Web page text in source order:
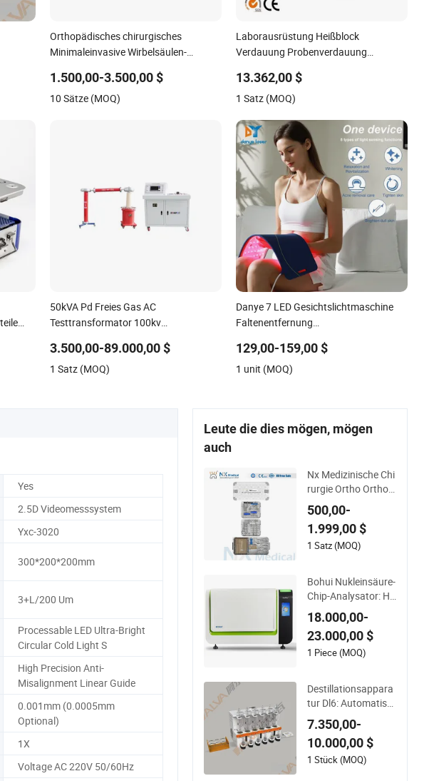
und
Orthopädisches chirurgisches
Minimaleinvasive Wirbelsäulen-
1.500,00-3.500,00 $
10 Sätze (MOQ)
Laborausrüstung Heißblock
Verdauung Probenverdauung
Elementaranalyse
13.362,00 $
1 Satz (MOQ)
50kVA Pd Freies Gas AC
Testtransformator 100kv
Schutzwiderstandstester Dielektrische
Festigkeitsprüfgerät Fabrik
3.500,00-89.000,00 $
1 Satz (MOQ)
Danye 7 LED Gesichtslichtmaschine
Faltenentfernung
Schönheitsinstrument
129,00-159,00 $
1 unit (MOQ)
Yes
2.5D Videomesssystem
Yxc-3020
300*200*200mm
3+L/200 Um
Processable LED Ultra-Bright
Circular Cold Light S
High Precision Anti-
Misalignment Linear Guide
0.001mm (0.0005mm
Optional)
1X
Voltage AC 220V 50/60Hz
Leute die dies mögen, mögen
auch
Nx Medizinische Chi
rurgie Ortho Orthop
ädische Trauma Klei
ne Große Fragment
Knochenbruch Edel
stahl Instrumente
500,00-
1.999,00 $
1 Satz (MOQ)
Bohui Nukleinsäure-
Chip-Analysator: Ho
chleistungs-Laborin
strument
18.000,00-
23.000,00 $
1 Piece (MOQ)
Destillationsappara
tur Dl6: Automatisc
hes Labor-Destillati
onsinstrument zur
Analyse von flüchtig
en Phenolen, Cyanid
7.350,00-
10.000,00 $
1 Stück (MOQ)